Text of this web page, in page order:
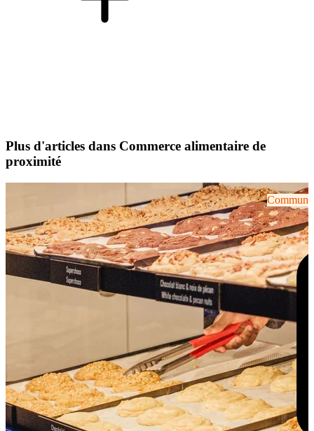
Plus d'articles dans Commerce alimentaire de
proximité